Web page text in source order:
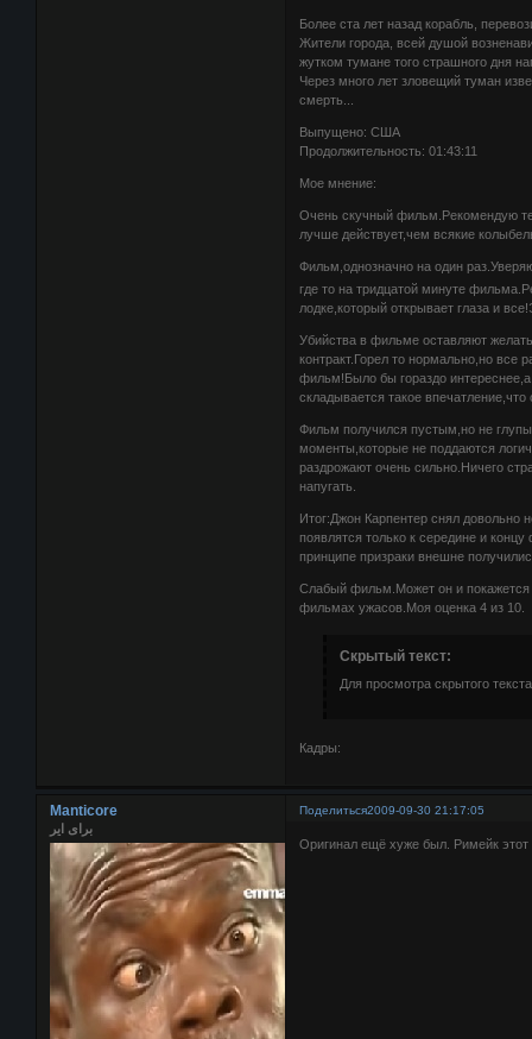
Более ста лет назад корабль,
Жители города, всей душой
жутком тумане того страшного дня
Через много лет зловещий туман
смерть...
Выпущено: США
Продолжительность: 01:43:11
Мое мнение:
Очень скучный фильм.Рекомендую
лучше действует,чем всякие
Фильм,однозначно на один
где то на тридцатой минуте
лодке,который открывает глаза и
Убийства в фильме оставляют
контракт.Горел то нормально,но все
фильм!Было бы гораздо
складывается такое
Фильм получился пустым,но не
моменты,которые не поддаются
раздрожают очень сильно.Ничего
напугать.
Итог:Джон Карпентер снял
появлятся только к середине и
принципе призраки внешне
Слабый фильм.Может он и
фильмах ужасов.Моя оценка 4 из 10.
Скрытый текст:
Для просмотра скрытого
Кадры:
Поделиться2009-09-30 21:17:05
Manticore
برای ایر
Оригинал ещё хуже был. Римейк этот